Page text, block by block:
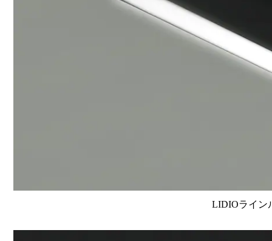
LIDIOライン